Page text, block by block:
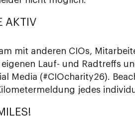
AKTIV
mit anderen CIOs,
Lauf- und Radtreffs
Media (#CIOcharity26).
jedes